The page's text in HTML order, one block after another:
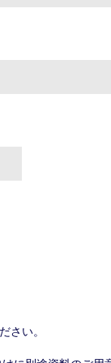
さい。